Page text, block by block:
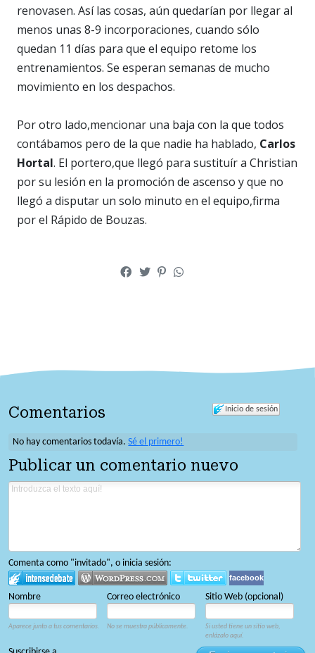
renovasen. Así las cosas, aún quedarían por llegar al
menos unas 8-9 incorporaciones, cuando sólo
quedan 11 días para que el equipo retome los
entrenamientos. Se esperan semanas de mucho
movimiento en los despachos.
Por otro lado,mencionar una baja con la que todos
contábamos pero de la que nadie ha hablado, Carlos
Hortal. El portero,que llegó para sustituír a Christian
por su lesión en la promoción de ascenso y que no
llegó a disputar un solo minuto en el equipo,firma
por el Rápido de Bouzas.
Inicio de sesión
Comentarios
No hay comentarios todavía.Sé el primero!
Publicar un comentario nuevo
Comenta como "invitado", o inicia sesión:
facebook
Nombre Correo electrónico Sitio Web (opcional)
Aparece junto a tus comentarios. No se muestra públicamente.
Si usted tiene un sitio web,
enlázalo aquí.